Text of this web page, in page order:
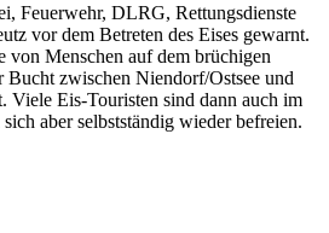
Feuerwehr, DLRG, Rettungsdienste
vor dem Betreten des Eises gewarnt.
von Menschen auf dem brüchigen
Bucht zwischen Niendorf/Ostsee und
Viele Eis-Touristen sind dann auch im
aber selbstständig wieder befreien.